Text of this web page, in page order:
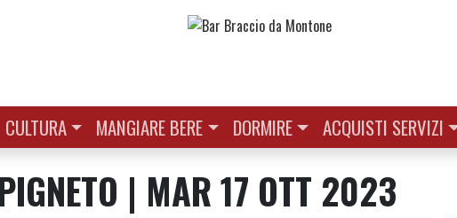
CULTURA MANGIARE BERE DORMIRE ACQUISTI SERVIZI
| MAR 17 OTT 2023